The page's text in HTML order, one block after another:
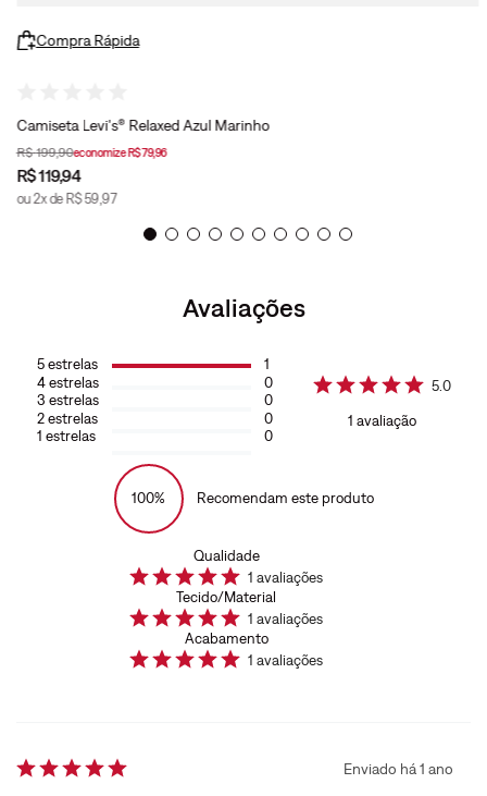
Compra Rápida
Camiseta Levi's® Relaxed Azul Marinho
R$ 199,90economizeR$79,96
R$119,94
ou2x de R$ 59,97
Avaliações
5estrelas
4estrelas
3 estrelas
2estrelas
1 estrelas
1
0
0
0
0
5.0
1 avaliação
100% Recomendam este produto
Qualidade
1 avaliações
Tecido/Material
1 avaliações
Acabamento
1 avaliações
Enviado há1 ano